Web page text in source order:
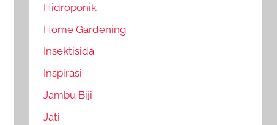
Hidroponik
Home Gardening
Insektisida
Inspirasi
Jambu Biji
Jati